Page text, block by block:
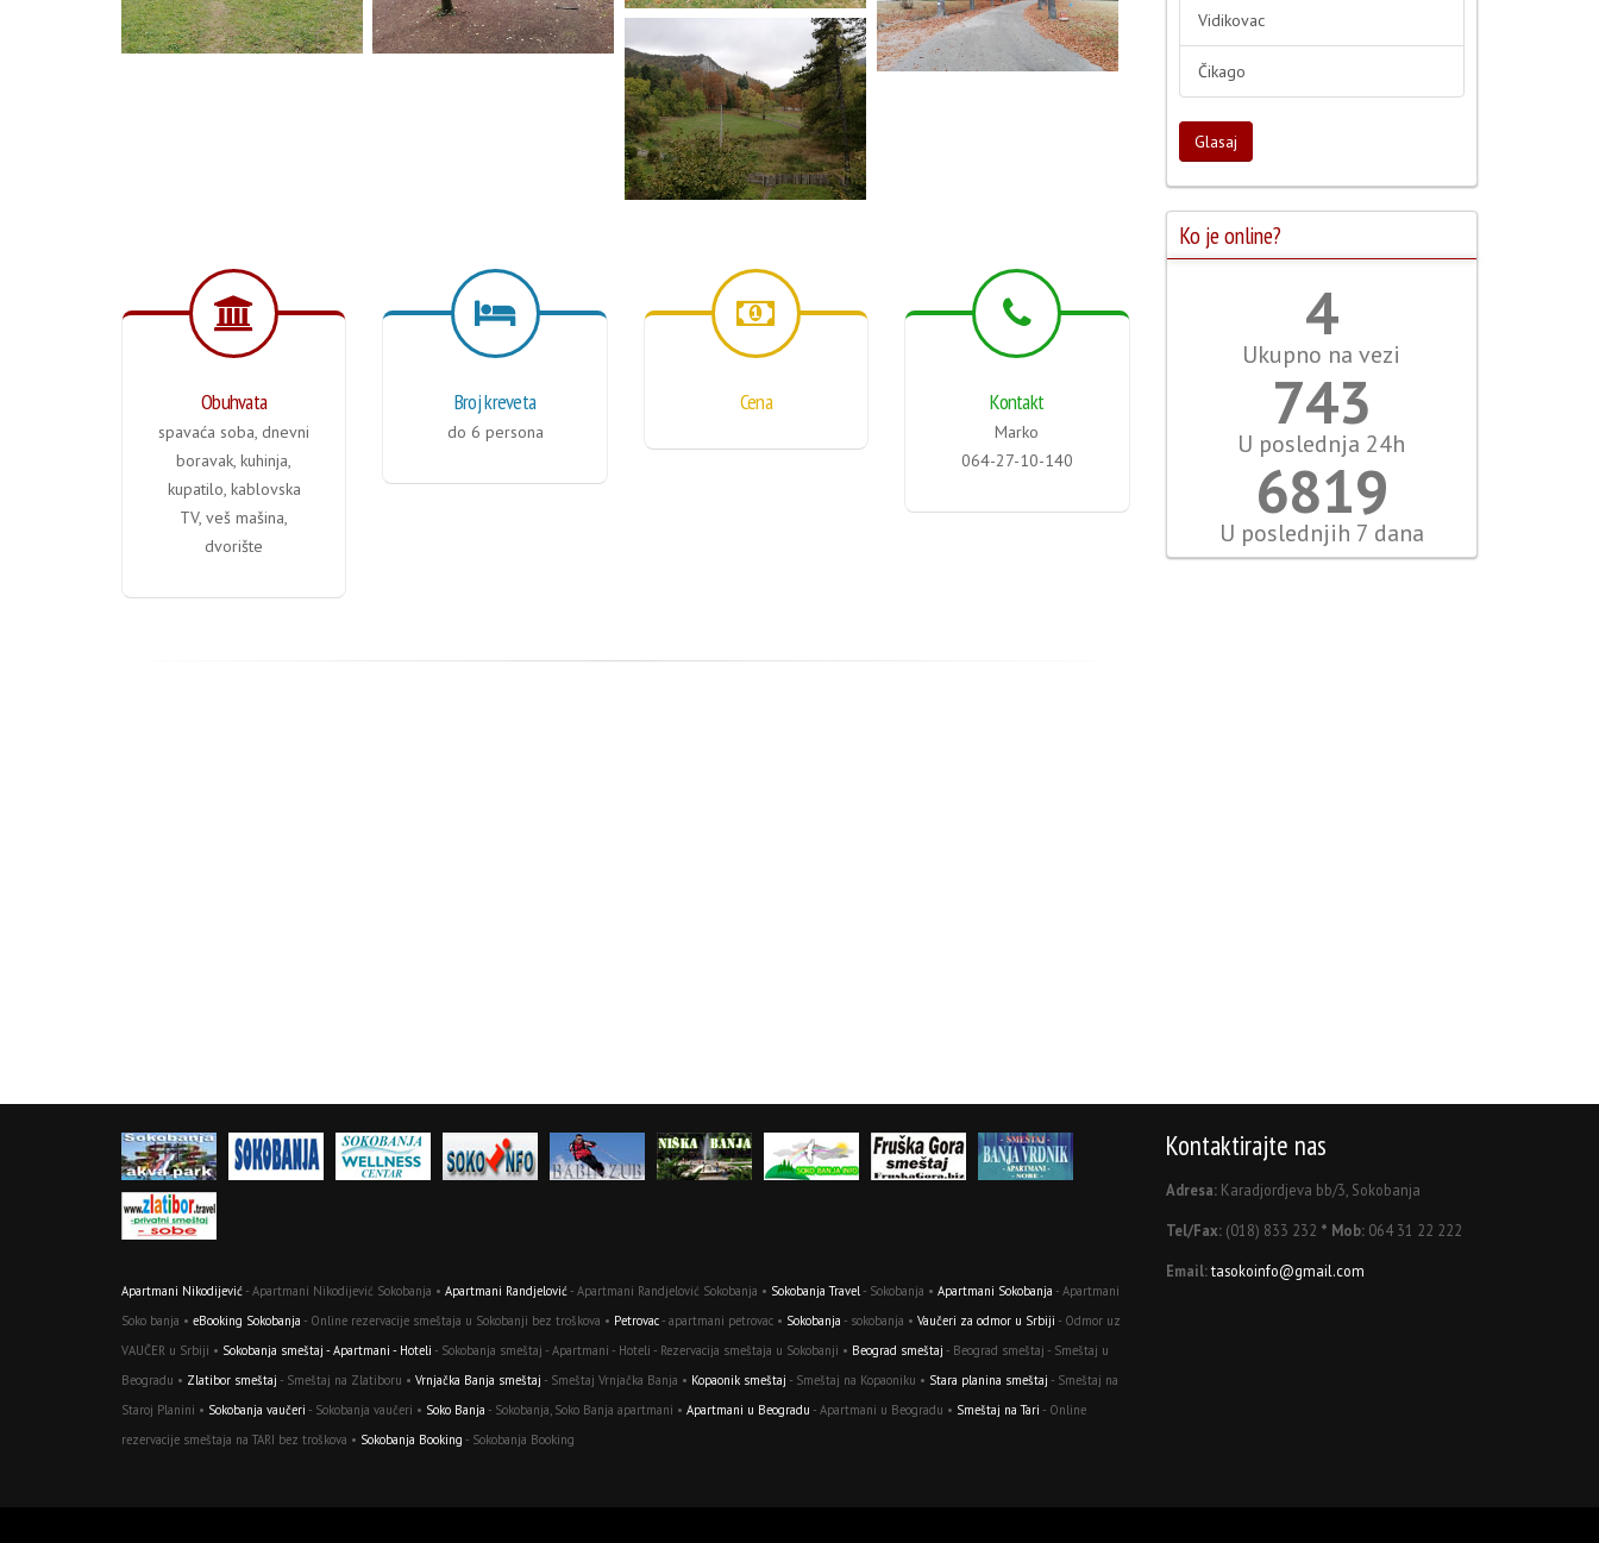
Obuhvata
spavaća soba, dnevni
boravak, kuhinja,
kupatilo, kablovska
TV, veš mašina,
dvorište
Broj kreveta
do 6 persona
Cena Kontakt
Marko
064-27-10-140
Vidikovac
Čikago
Glasaj
Ko je online?
4
Ukupno na vezi
796
U poslednja 24h
7306
U poslednjih 7 dana
Apartmani Nikodijević- Apartmani Nikodijević Sokobanja • Apartmani Randjelović- Apartmani Randjelović Sokobanja • Sokobanja Travel - Sokobanja • Apartmani Sokobanja - Apartmani
Soko banja • eBooking Sokobanja - Online rezervacije smeštaja u Sokobanji bez troškova • Petrovac- apartmani petrovac • Sokobanja - sokobanja • Vaučeri za odmor u Srbiji - Odmor uz
VAUČER u Srbiji • Sokobanja smeštaj - Apartmani - Hoteli - Sokobanja smeštaj - Apartmani - Hoteli - Rezervacija smeštaja u Sokobanji • Beograd smeštaj - Beograd smeštaj - Smeštaj u
Beogradu • Zlatibor smeštaj - Smeštaj na Zlatiboru • Vrnjačka Banja smeštaj - Smeštaj Vrnjačka Banja • Kopaonik smeštaj - Smeštaj na Kopaoniku • Stara planina smeštaj - Smeštaj na
Staroj Planini • Sokobanja vaučeri - Sokobanja vaučeri • Soko Banja - Sokobanja, Soko Banja apartmani • Apartmani u Beogradu - Apartmani u Beogradu • Smeštaj na Tari - Online
rezervacije smeštaja na TARI bez troškova • Sokobanja Booking - Sokobanja Booking
Kontaktirajte nas
Adresa:Karadjordjeva bb/3, Sokobanja
Tel/Fax:(018) 833 232 * Mob:064 31 22 222
Email: tasokoinfo@gmail.com